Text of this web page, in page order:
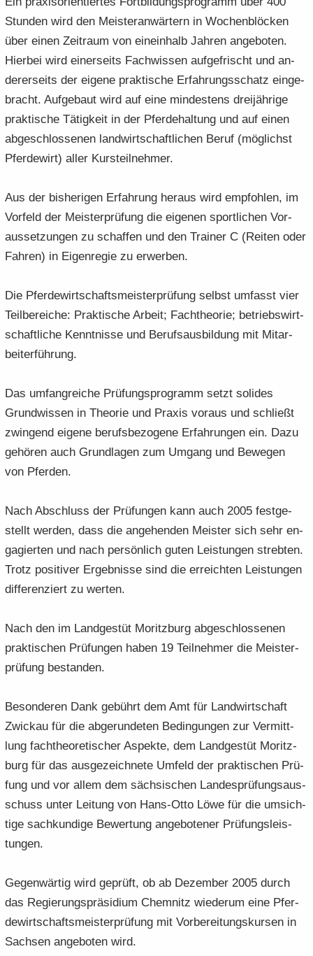
Stun­den wird den Meis­ter­an­wär­tern in Wo­chen­blö­cken
über einen Zeit­raum von ein­ein­halb Jah­ren an­ge­bo­ten.
Hier­bei wird ei­ner­seits Fach­wis­sen auf­ge­frischt und an­
de­rer­seits der ei­ge­ne prak­ti­sche Er­fah­rungs­schatz ein­ge­
bracht. Auf­ge­baut wird auf eine min­des­tens drei­jäh­ri­ge
prak­ti­sche Tä­tig­keit in der Pfer­de­hal­tung und auf einen
ab­ge­schlos­se­nen land­wirt­schaft­li­chen Beruf (mög­lichst
Pfer­de­wirt) aller Kurs­teil­neh­mer.
Aus der bis­he­ri­gen Er­fah­rung her­aus wird emp­foh­len, im
Vor­feld der Meis­ter­prü­fung die ei­ge­nen sport­li­chen Vor­
aus­set­zun­gen zu schaf­fen und den Trai­ner C (Rei­ten oder
Fah­ren) in Ei­gen­re­gie zu er­wer­ben.
Die Pfer­de­wirt­schafts­meis­ter­prü­fung selbst um­fasst vier
Teil­be­rei­che: Prak­ti­sche Ar­beit; Fach­theo­rie; be­triebs­wirt­
schaft­li­che Kennt­nis­se und Be­rufs­aus­bil­dung mit Mit­ar­
bei­ter­füh­rung.
Das um­fang­rei­che Prü­fungs­pro­gramm setzt so­li­des
Grund­wis­sen in Theo­rie und Pra­xis vor­aus und schließt
zwin­gend ei­ge­ne be­rufs­be­zo­ge­ne Er­fah­run­gen ein. Dazu
ge­hö­ren auch Grund­la­gen zum Um­gang und Be­we­gen
von Pfer­den.
Nach Ab­schluss der Prü­fun­gen kann auch 2005 fest­ge­
stellt wer­den, dass die an­ge­hen­den Meis­ter sich sehr en­
ga­gier­ten und nach per­sön­lich guten Leis­tun­gen streb­ten.
Trotz po­si­ti­ver Er­geb­nis­se sind die er­reich­ten Leis­tun­gen
dif­fe­ren­ziert zu wer­ten.
Nach den im Land­ge­stüt Mo­ritz­burg ab­ge­schlos­se­nen
prak­ti­schen Prü­fun­gen haben 19 Teil­neh­mer die Meis­ter­
prü­fung be­stan­den.
Be­son­de­ren Dank ge­bührt dem Amt für Land­wirt­schaft
Zwi­ckau für die ab­ge­run­de­ten Be­din­gun­gen zur Ver­mitt­
lung fach­theo­re­ti­scher Aspek­te, dem Land­ge­stüt Mo­ritz­
burg für das aus­ge­zeich­ne­te Um­feld der prak­ti­schen Prü­
fung und vor allem dem säch­si­schen Lan­des­prü­fungs­aus­
schuss unter Lei­tung von Hans-​Otto Löwe für die um­sich­
ti­ge sach­kun­di­ge Be­wer­tung an­ge­bo­te­ner Prü­fungs­leis­
tun­gen.
Ge­gen­wär­tig wird ge­prüft, ob ab De­zem­ber 2005 durch
das Re­gie­rungs­prä­si­di­um Chem­nitz wie­der­um eine Pfer­
de­wirt­schafts­meis­ter­prü­fung mit Vor­be­rei­tungs­kur­sen in
Sach­sen an­ge­bo­ten wird.